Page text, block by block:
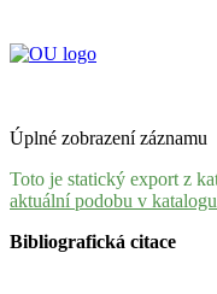
Úplné zobrazení záznamu
Toto je statický export z
aktuální podobu v
Bibliografická citace